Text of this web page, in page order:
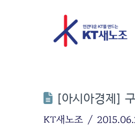
[아시아경제]
KT새노조